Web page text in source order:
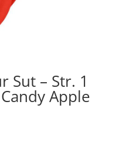
Sut – Str. 1
Apple